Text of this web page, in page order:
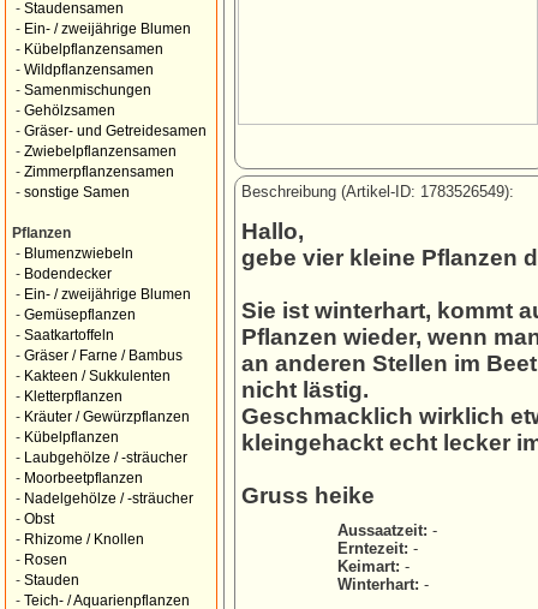
- Staudensamen
- Ein- / zweijährige Blumen
- Kübelpflanzensamen
- Wildpflanzensamen
- Samenmischungen
- Gehölzsamen
- Gräser- und Getreidesamen
- Zwiebelpflanzensamen
- Zimmerpflanzensamen
- sonstige Samen
Pflanzen
- Blumenzwiebeln
- Bodendecker
- Ein- / zweijährige Blumen
- Gemüsepflanzen
- Saatkartoffeln
- Gräser / Farne / Bambus
- Kakteen / Sukkulenten
- Kletterpflanzen
- Kräuter / Gewürzpflanzen
- Kübelpflanzen
-
Laubgehölze / -sträucher
- Moorbeetpflanzen
- Nadelgehölze / -sträucher
- Obst
- Rhizome / Knollen
- Rosen
- Stauden
- Teich- / Aquarienpflanzen
Beschreibung (Artikel-ID: 1783526549):
Hallo,
gebe vier kleine Pflanzen
Sie ist winterhart, kommt
Pflanzen wieder, wenn
an anderen Stellen im
nicht lästig.
Geschmacklich wirklich
kleingehackt echt lecker
Gruss heike
Aussaatzeit: -
Erntezeit: -
Keimart: -
Winterhart: -